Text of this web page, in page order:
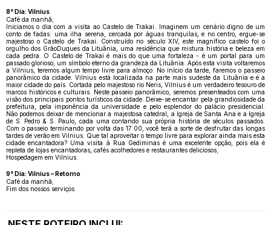
8° Dia: Vilnius
Café da manhã;
Iniciamos o dia com a visita ao Castelo de Trakai. Imaginem um cenário digno de um
conto de fadas: uma ilha serena, cercada por águas tranquilas, e no centro, ergue-se
majestoso o Castelo de Trakai. Construído no século XIV, este magnífico castelo foi o
orgulho dos GrãoDuques da Lituânia, uma residência que mistura história e beleza em
cada pedra. O Castelo de Trakai é mais do que uma fortaleza - é um portal para um
passado glorioso, um símbolo eterno da grandeza da Lituânia. Após esta visita voltaremos
a Vilnius, teremos algum tempo livre para almoço. No início da tarde, faremos o passeio
panorâmico da cidade. Vilnius está localizada na parte mais sudeste da Lituânia e é a
maior cidade do país. Cortada pelo majestoso rio Neris, Vilnius é um verdadeiro tesouro de
marcos históricos e culturais. Neste passeio panorâmico, seremos presenteados com uma
visão dos principais pontos turísticos da cidade. Deixe-se encantar pela grandiosidade da
prefeitura, pela imponência da universidade e pelo esplendor do palácio presidencial.
Não podemos deixar de mencionar a majestosa catedral, a Igreja de Santa Ana e a Igreja
de S. Pedro & S. Paulo, cada uma contando sua própria história de séculos passados.
Com o passeio terminando por volta das 17:00, você terá a sorte de desfrutar das longas
tardes de verão em Vilnius. Que tal aproveitar o tempo livre para explorar ainda mais esta
cidade encantadora? Uma visita à Rua Gediminas é uma excelente opção, pois ela é
repleta de lojas encantadoras, cafés acolhedores e restaurantes deliciosos;
Hospedagem em Vilnius.
9° Dia: Vilnius – Retorno
Café da manhã;
Fim dos nossos serviços.